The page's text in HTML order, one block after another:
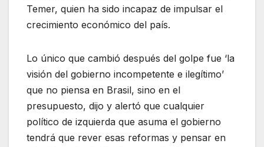
Temer, quien ha sido incapaz de impulsar el
crecimiento económico del país.
Lo único que cambió después del golpe fue ‘la
visión del gobierno incompetente e ilegítimo’
que no piensa en Brasil, sino en el
presupuesto, dijo y alertó que cualquier
político de izquierda que asuma el gobierno
tendrá que rever esas reformas y pensar en